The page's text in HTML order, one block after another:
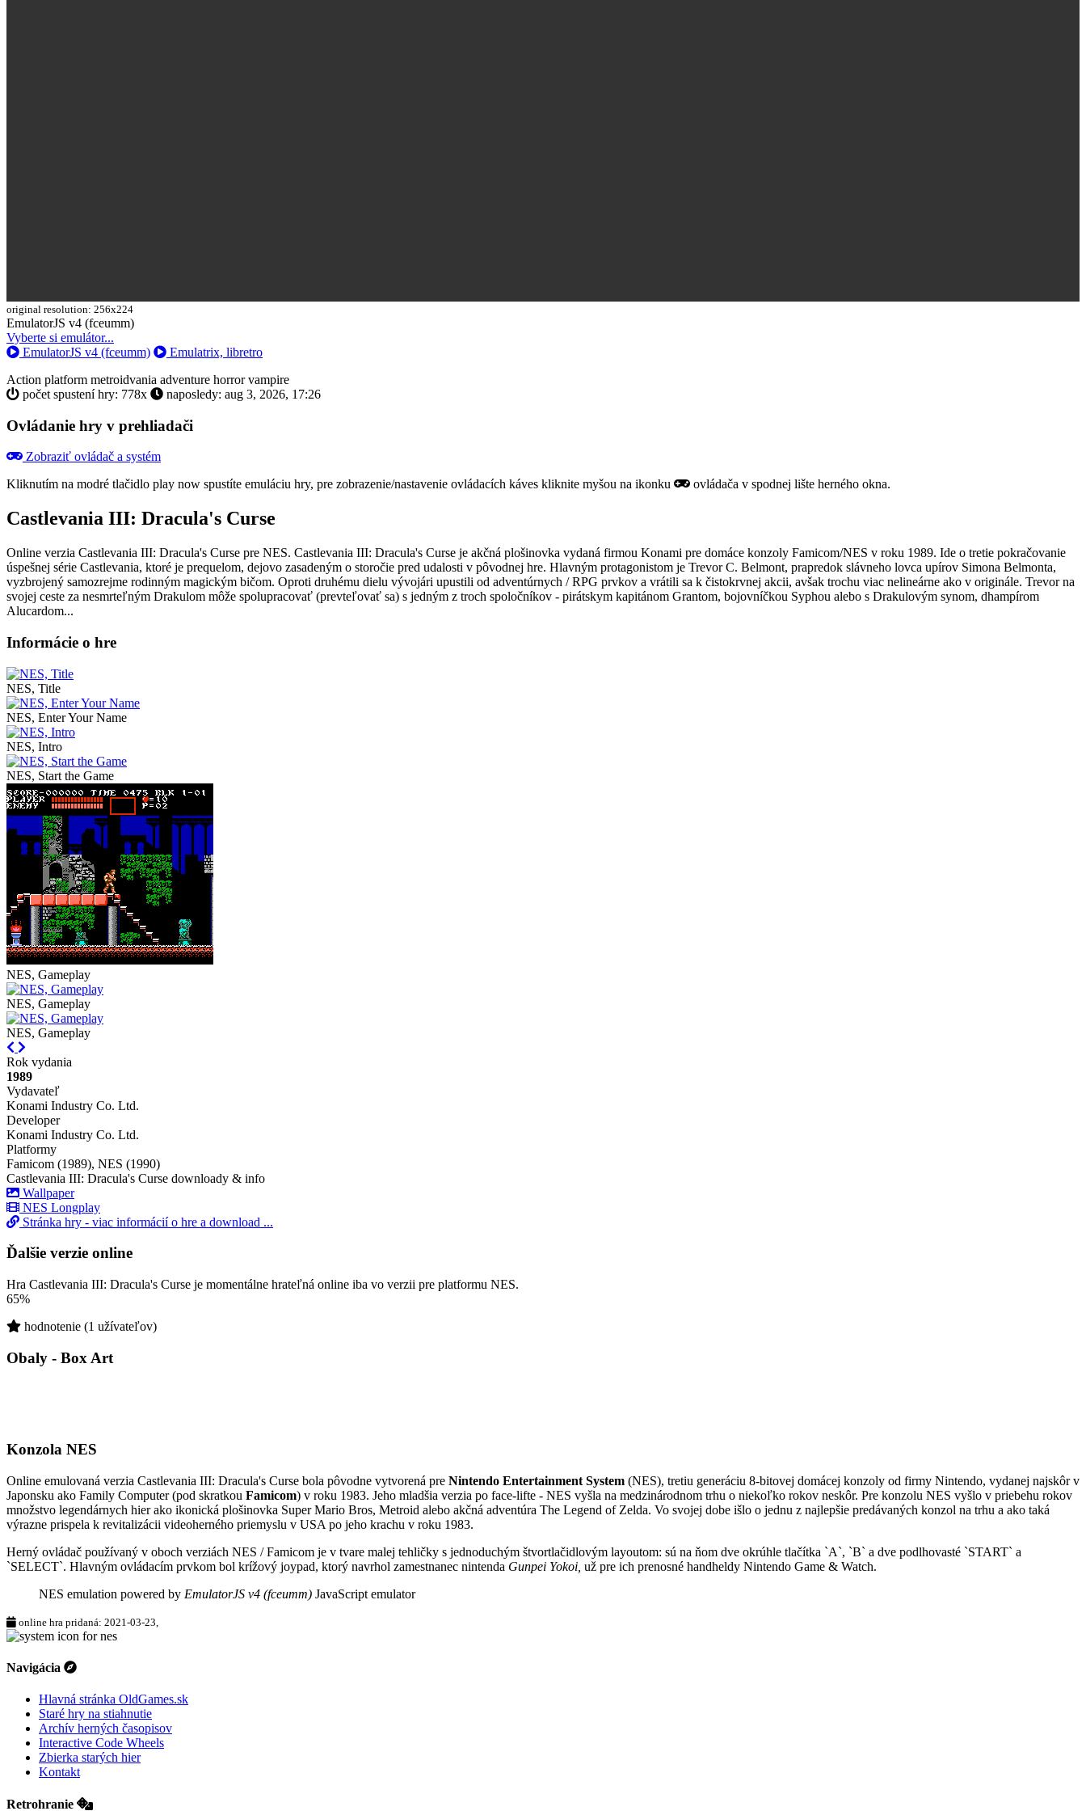
original resolution: 256x224
EmulatorJS v4 (fceumm)Toggle
Vyberte si emulátor...
EmulatorJS v4 (fceumm)
Emulatrix, libretro
Action platform metroidvania adventure horrorvampire
počet spustení hry: 778x
naposledy: aug 3, 2026, 17:26
Ovládanie hry v prehliadači
Zobraziť ovládač a systém
Kliknutím na modré tlačidlo play now spustíte emuláciu hry, pre zobrazenie/nastavenie ovládacích káves kliknite myšou na ikonku ovládača v spodnej lište herného okna.
Castlevania III: Dracula's Curse
Online verzia Castlevania III: Dracula's Curse pre NES. Castlevania III: Dracula's Curse je akčná plošinovka vydaná firmou Konami pre domáce konzoly Famicom/NES v roku 1989. Ide o tretie pokračovanie
úspešnej série Castlevania, ktoré je prequelom, dejovo zasadeným o storočie pred udalosti v pôvodnej hre. Hlavným protagonistom je Trevor C. Belmont, prapredok slávneho lovca upírov Simona Belmonta,
vyzbrojený samozrejme rodinným magickým bičom. Oproti druhému dielu vývojári upustili od adventúrnych / RPG prvkov a vrátili sa k čistokrvnej akcii, avšak trochu viac nelineárne ako v originále. Trevor na
svojej ceste za nesmrteľným Drakulom môže spolupracovať (prevteľovať sa) s jedným z troch spoločníkov - pirátskym kapitánom Grantom, bojovníčkou Syphou alebo s Drakulovým synom, dhampírom
Alucardom...
Informácie o hre
NES, Title
NES, Enter Your Name
NES, Intro
NES, Start the Game
NES, Gameplay
NES, Gameplay
NES, Gameplay
Previous
Rok vydania
1989
Vydavateľ
Konami Industry Co. Ltd.
Developer
Konami Industry Co. Ltd.
Platformy
Famicom (1989), NES (1990)
Castlevania III: Dracula's Curse downloady & info
Wallpaper
NES Longplay
Stránka hry - viac informácií o hre a download ...
Ďalšie verzie online
Hra Castlevania III: Dracula's Curse je momentálne hrateľná online iba vo verzii pre platformu NES.
65%
hodnotenie (1 užívateľov)
Obaly - Box Art
Konzola NES
Online emulovaná verzia Castlevania III: Dracula's Curse bola pôvodne vytvorená pre Nintendo Entertainment System (NES), tretiu generáciu 8-bitovej domácej konzoly od firmy Nintendo, vydanej najskôr v
Japonsku ako Family Computer (pod skratkou Famicom) v roku 1983. Jeho mladšia verzia po face-lifte - NES vyšla na medzinárodnom trhu o niekoľko rokov neskôr. Pre konzolu NES vyšlo v priebehu rokov
množstvo legendárnych hier ako ikonická plošinovka Super Mario Bros, Metroid alebo akčná adventúra The Legend of Zelda. Vo svojej dobe išlo o jednu z najlepšie predávaných konzol na trhu a ako taká
výrazne prispela k revitalizácii videoherného priemyslu v USA po jeho krachu v roku 1983.
Herný ovládač používaný v oboch verziách NES / Famicom je v tvare malej tehličky s jednoduchým štvortlačidlovým layoutom: sú na ňom dve okrúhle tlačítka `A`, `B` a dve podlhovasté `START` a
`SELECT`. Hlavným ovládacím prvkom bol krížový joypad, ktorý navrhol zamestnanec nintenda Gunpei Yokoi, už pre ich prenosné handheldy Nintendo Game & Watch.
NES emulation powered by EmulatorJS v4 (fceumm) JavaScript emulator
online hra pridaná: 2021-03-23,
Navigácia
Hlavná stránka OldGames.sk
Staré hry na stiahnutie
Archív herných časopisov
Interactive Code Wheels
Zbierka starých hier
Kontakt
Retrohranie